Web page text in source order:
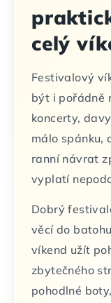
celý
Festivalový
být i pořádně
koncerty,
málo spánku,
ranní návrat
vyplatí
Dobrý
věcí do
víkend užít
zbytečného
pohodlné